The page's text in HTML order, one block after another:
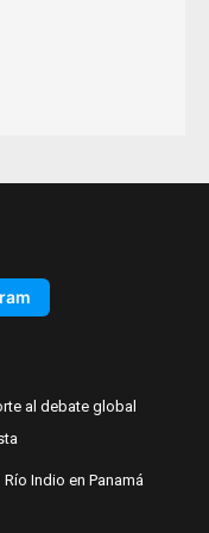
al debate global
Indio en Panamá